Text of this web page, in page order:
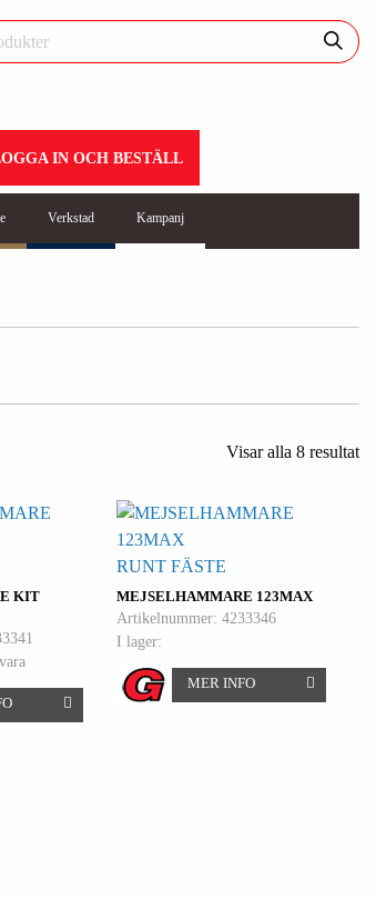
IN OCH BESTÄLL
Verkstad Kampanj
Visar alla 8 resultat
KIT
MEJSELHAMMARE 123MAX
RUNT FÄSTE
Artikelnummer: 4233346
I lager:
MER INFO